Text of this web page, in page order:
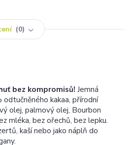
0
bez kompromisů! Jemná
odtučněného kakaa, přírodní
olej, palmový olej, Bourbon
mléka, bez ořechů, bez lepku.
kaší nebo jako náplň do